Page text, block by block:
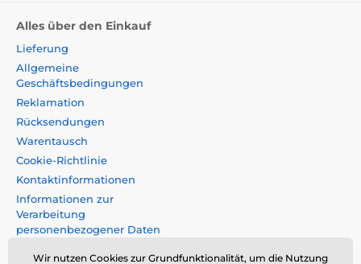
Alles über den Einkauf
Lieferung
Allgemeine
Geschäftsbedingungen
Reklamation
Rücksendungen
Warentausch
Cookie-Richtlinie
Kontaktinformationen
Informationen zur
Verarbeitung
personenbezogener Daten
Wir nutzen Cookies zur Grundfunktionalität, um die Nutzung